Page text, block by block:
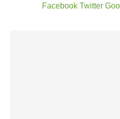
Facebook Twitter